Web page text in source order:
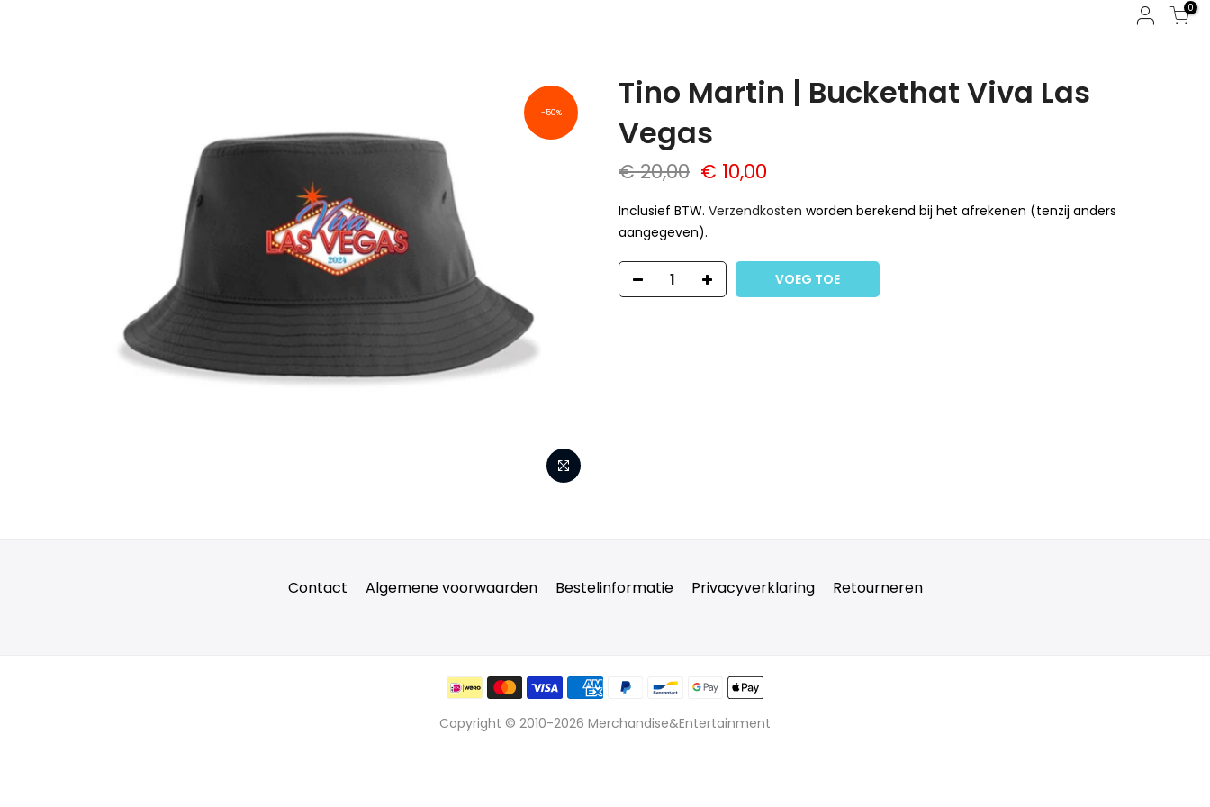
0
-50%
Tino Martin | Buckethat Viva Las
Vegas
€ 20,00 € 10,00
Inclusief BTW. Verzendkosten worden berekend bij het afrekenen (tenzij anders
aangegeven).
VOEG TOE
Contact Algemene voorwaarden Bestelinformatie Privacyverklaring Retourneren
Copyright © 2010-2026 Merchandise&Entertainment